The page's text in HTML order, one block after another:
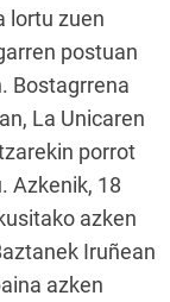
lortu zuen
postuan
Bostagrrena
La Unicaren
porrot
Azkenik, 18
azken
Iruñean
azken